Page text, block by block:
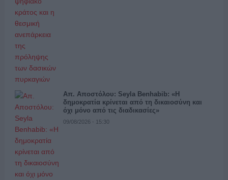
Απ. Αποστόλου: Seyla Benhabib: «Η
δημοκρατία κρίνεται από τη δικαιοσύνη και
όχι μόνο από τις διαδικασίες»
09/08/2026 - 15:30